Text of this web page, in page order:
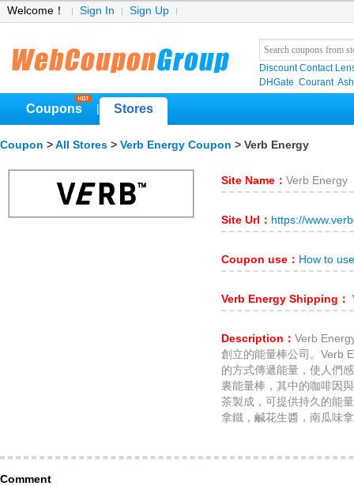
Welcome！ Sign In Sign Up
Discount Contact
DHGate Courant
Coupons Stores
Coupon > All Stores > Verb Energy Coupon > Verb Energy
Site Name： Verb Energy
Site Url： https://
Coupon use： How to
Verb Energy Shipping：
Description： Verb
創立的能量棒公司。Verb
的方式傳遞能量，使人們
裏能量棒，其中的咖啡因
茶製成，可提供持久的能
拿鐵，鹹花生醬，南瓜味
Comment